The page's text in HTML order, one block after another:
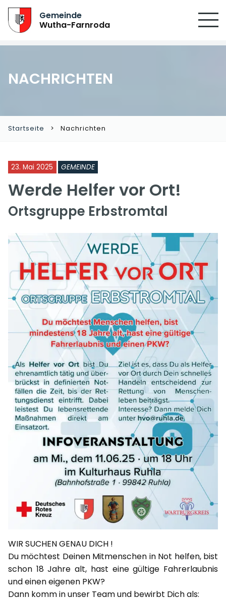
Gemeinde
Wutha-Farnroda
NACHRICHTEN
Startseite Nachrichten
23. Mai 2025 GEMEINDE
Werde Helfer vor Ort!
Ortsgruppe Erbstromtal
WIR SUCHEN GENAU DICH !
Du möchtest Deinen Mitmenschen in Not helfen, bist
schon 18 Jahre alt, hast eine gültige Fahrerlaubnis
und einen eigenen PKW?
Dann komm in unser Team und bewirbt Dich als: